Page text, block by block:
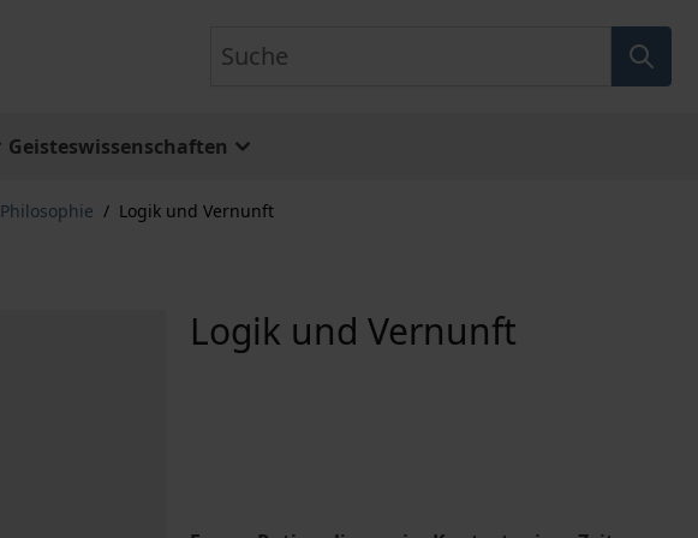
Geisteswissenschaften
Philosophie / Logik und Vernunft
Logik und Vernunft